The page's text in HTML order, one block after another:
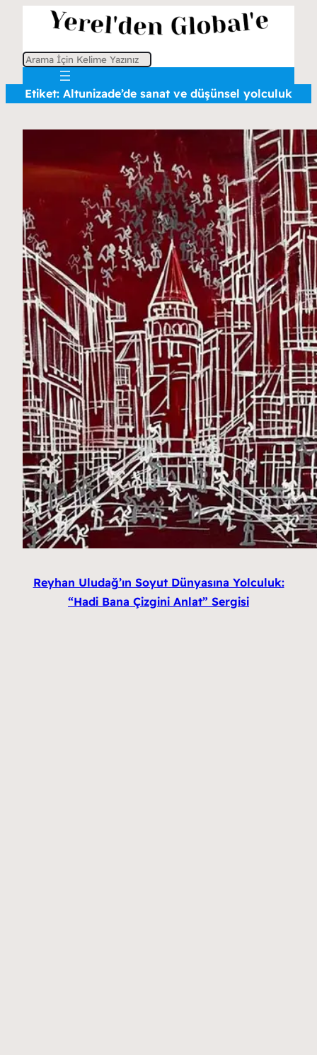
A
aEtiket: Altunizade’de sanat ve düşünsel yolculuk
Reyhan Uludağ’ın Soyut Dünyasına Yolculuk:
“Hadi Bana Çizgini Anlat” Sergisi